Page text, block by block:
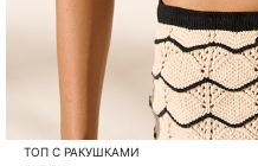
ТОП С РАКУШКАМИ